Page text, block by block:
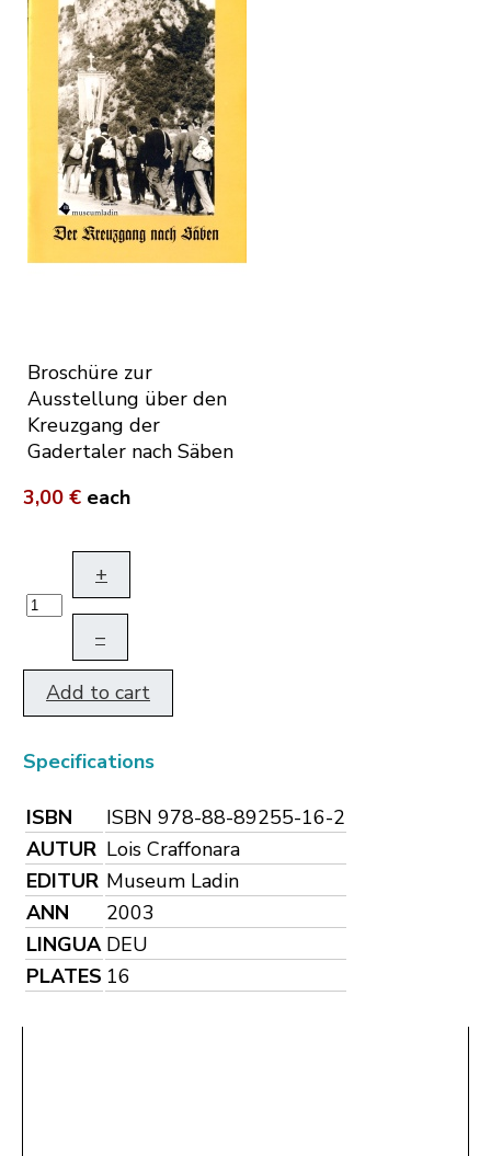
Broschüre zur
Ausstellung über den
Kreuzgang der
Gadertaler nach Säben
3,00 € each
+
–
Add to cart
Specifications
ISBN
ISBN 978-88-89255-16-2
AUTUR Lois Craffonara
EDITUR Museum Ladin
ANN
2003
LINGUA DEU
PLATES 16